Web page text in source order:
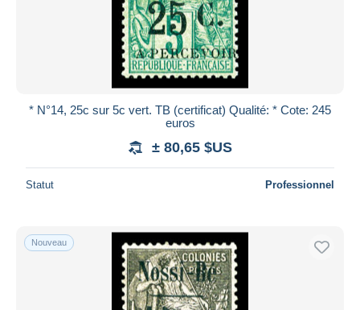
* N°14, 25c sur 5c vert. TB (certificat) Qualité: * Cote: 245
euros
± 80,65 $US
Statut Professionnel
Nouveau